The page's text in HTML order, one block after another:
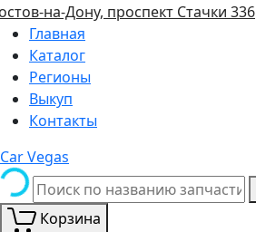
на-Дону, проспект Стачки 336
Главная
Каталог
Регионы
Выкуп
Контакты
Car Vegas
Корзина